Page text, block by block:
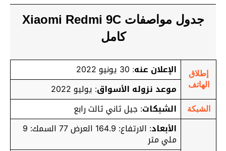
جدول مواصفات Xiaomi Redmi 9C
كامل
إطلاق
الهاتف
الإعلان عنه: 30 يونيو 2022
موعد نزوله الأسواق: يوليو 2022
الشبكة الشبكات: جيل ثاني ثالث رابع
الأبعاد : الارتفاع: 164.9 العرض 77 السمك: 9
ملي متر